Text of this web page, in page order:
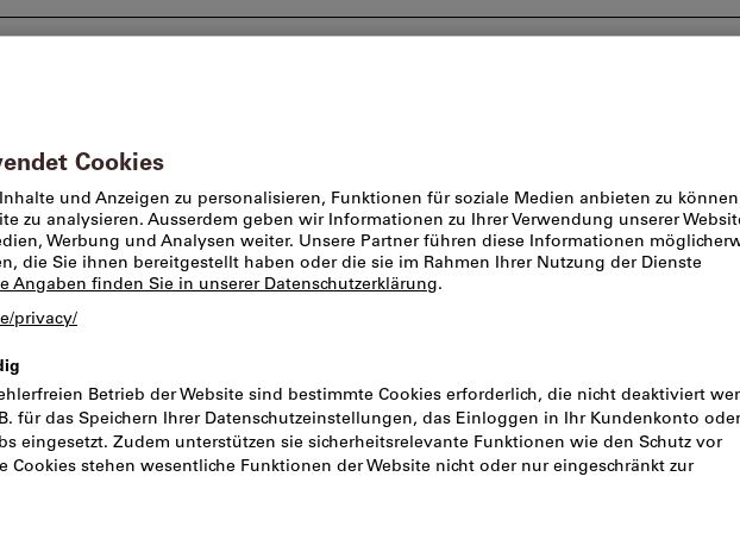
Digitale Messuhr i-wi
Artikel-Nr.:523484 Katalog-Nr.:434324